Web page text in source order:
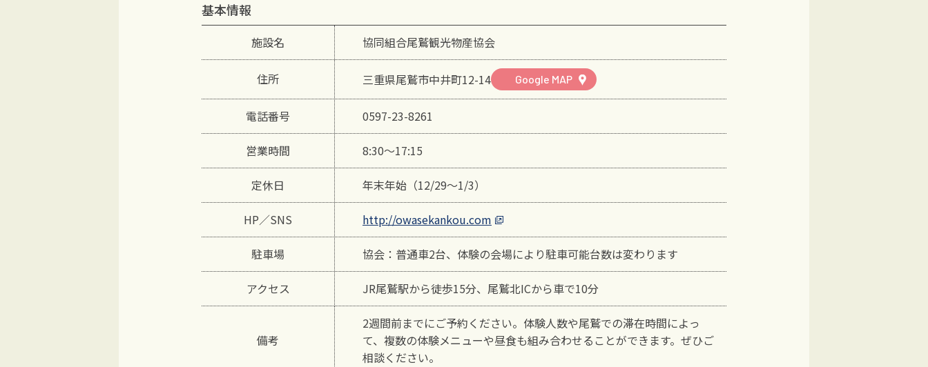
基本情報
施設名 協同組合尾鷲観光物産協会
住所 三重県尾鷲市中井町12-14 Google MAP
電話番号 0597-23-8261
営業時間 8:30～17:15
定休日 年末年始（12/29～1/3）
HP／SNS http://owasekankou.com
駐車場 協会：普通車2台、体験の会場により駐車可能台数は変わります
アクセス JR尾鷲駅から徒歩15分、尾鷲北ICから車で10分
備考
2週間前までにご予約ください。体験人数や尾鷲での滞在時間によっ
て、複数の体験メニューや昼食も組み合わせることができます。ぜひご
相談ください。